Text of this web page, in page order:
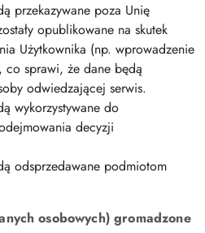
przekazywane poza Unię
opublikowane na skutek
Użytkownika (np. wprowadzenie
co sprawi, że dane będą
odwiedzającej serwis.
wykorzystywane do
decyzji
odsprzedawane podmiotom
osobowych) gromadzone